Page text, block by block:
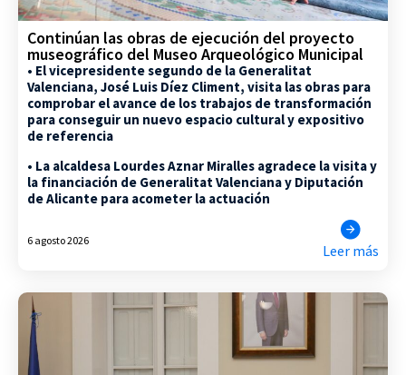
Continúan las obras de ejecución del proyecto
museográfico del Museo Arqueológico Municipal
• El vicepresidente segundo de la Generalitat
Valenciana, José Luis Díez Climent, visita las obras para
comprobar el avance de los trabajos de transformación
para conseguir un nuevo espacio cultural y expositivo
de referencia
• La alcaldesa Lourdes Aznar Miralles agradece la visita y
la financiación de Generalitat Valenciana y Diputación
de Alicante para acometer la actuación
6 agosto 2026
Leer más